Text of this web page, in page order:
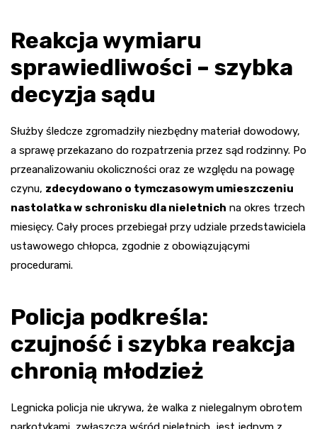
Reakcja wymiaru
sprawiedliwości – szybka
decyzja sądu
Służby śledcze zgromadziły niezbędny materiał dowodowy,
a sprawę przekazano do rozpatrzenia przez sąd rodzinny. Po
przeanalizowaniu okoliczności oraz ze względu na powagę
czynu, zdecydowano o tymczasowym umieszczeniu
nastolatka w schronisku dla nieletnich na okres trzech
miesięcy. Cały proces przebiegał przy udziale przedstawiciela
ustawowego chłopca, zgodnie z obowiązującymi
procedurami.
Policja podkreśla:
czujność i szybka reakcja
chronią młodzież
Legnicka policja nie ukrywa, że walka z nielegalnym obrotem